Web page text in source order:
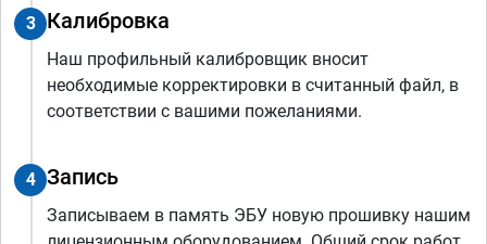
3 Калибровка
Наш профильный калибровщик вносит
необходимые корректировки в считанный файл, в
соответствии с вашими пожеланиями.
4 Запись
Записываем в память ЭБУ новую прошивку нашим